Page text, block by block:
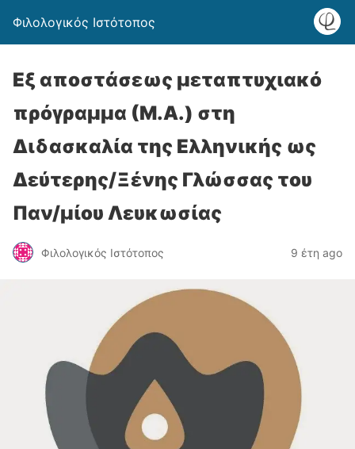
Φιλολογικός Ιστότοπος
Εξ αποστάσεως μεταπτυχιακό
πρόγραμμα (Μ.Α.) στη
Διδασκαλία της Ελληνικής ως
Δεύτερης/Ξένης Γλώσσας του
Παν/μίου Λευκωσίας
Φιλολογικός Ιστότοπος 9 έτη ago